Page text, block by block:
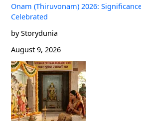
Onam (Thiruvonam) 2026:
Celebrated
by Storydunia
August 9, 2026